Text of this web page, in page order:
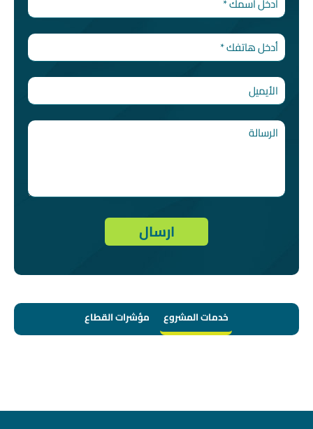
خدمات المشروع مؤشرات القطاع